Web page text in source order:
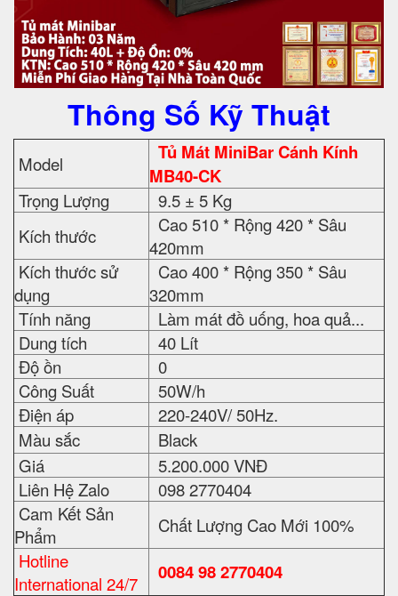
Thông Số Kỹ Thuật
Model
Tủ Mát MiniBar Cánh Kính
MB40-CK
Trọng Lượng
9.5 ± 5 Kg
Kích thước
Cao 510 * Rộng 420 * Sâu
420mm
Kích thước sử
dụng
Cao 400 * Rộng 350 * Sâu
320mm
Tính năng
Làm mát đồ uống, hoa quả...
Dung tích
40 Lít
Độ ồn
0
Công Suất
50W/h
Điện áp
220-240V/ 50Hz.
Màu sắc
Black
Giá
5.200.000 VNĐ
Liên Hệ Zalo
098 2770404
Cam Kết Sản
Phẩm
Chất Lượng Cao Mới 100%
Hotline
International 24/7
0084 98 2770404